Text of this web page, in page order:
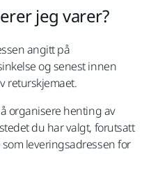
jeg varer?
angitt på
og senest innen
returskjemaet.
organisere henting av
du har valgt, forutsatt
leveringsadressen for